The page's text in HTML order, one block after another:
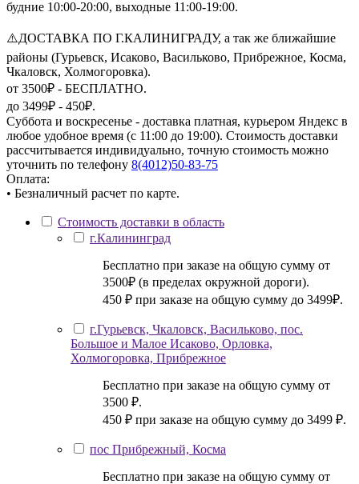
будние 10:00-20:00, выходные 11:00-19:00.
⚠️ДОСТАВКА ПО Г.КАЛИНИГРАДУ, а так же ближайшие
районы (Гурьевск, Исаково, Васильково, Прибрежное, Косма,
Чкаловск, Холмогоровка).
от 3500₽ - БЕСПЛАТНО.
до 3499₽ - 450₽.
Суббота и воскресенье - доставка платная, курьером Яндекс в
любое удобное время (с 11:00 до 19:00). Стоимость доставки
рассчитывается индивидуально, точную стоимость можно
уточнить по телефону 8(4012)50-83-75
Оплата:
• Безналичный расчет по карте.
Стоимость доставки в область
г.Калининград
Бесплатно при заказе на общую сумму от
3500₽ (в пределах окружной дороги).
450 ₽ при заказе на общую сумму до 3499₽.
г.Гурьевск, Чкаловск, Васильково, пос.
Большое и Малое Исаково, Орловка,
Холмогоровка, Прибрежное
Бесплатно при заказе на общую сумму от
3500 ₽.
450 ₽ при заказе на общую сумму до 3499 ₽.
пос Прибрежный, Косма
Бесплатно при заказе на общую сумму от